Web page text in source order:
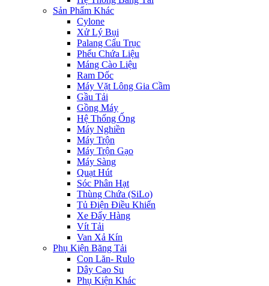
Sản Phẩm Khác
Cylone
Xử Lý Bụi
Palang Cẩu Trục
Phểu Chứa Liệu
Máng Cào Liệu
Ram Dốc
Máy Vặt Lông Gia Cầm
Gầu Tải
Gồng Máy
Hệ Thống Ống
Máy Nghiền
Máy Trộn
Máy Trộn Gạo
Máy Sàng
Quạt Hút
Sóc Phân Hạt
Thùng Chứa (SiLo)
Tủ Điện Điều Khiển
Xe Đẩy Hàng
Vít Tải
Van Xả Kín
Phụ Kiện Băng Tải
Con Lăn- Rulo
Dây Cao Su
Phụ Kiện Khác